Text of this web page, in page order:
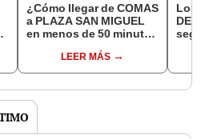
¿Cómo llegar de COMAS
a PLAZA SAN MIGUEL
en menos de 50 minutos
LEER MÁS
Los
DE